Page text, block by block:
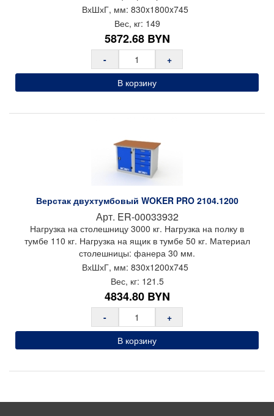
разгрузки/погрузки
Нагрузка на нижнюю полку до 30 кг
Цвет: светло-серый (RAL 7035), синий (RAL 5005)
Покрытие: порошковое
Производитель: Предприятие ДВК
Страна производства: Россия
Импортер в РБ: ООО «ТрастПром»
ВхШхГ, мм: 830x1800x745
Вес, кг: 149
5872.68 BYN
-
+
В корзину
Верстак двухтумбовый WOKER PRO 2104.1200
Арт. ER-00033932
Нагрузка на столешницу 3000 кг. Нагрузка на полку в
тумбе 110 кг. Нагрузка на ящик в тумбе 50 кг. Материал
столешницы: фанера 30 мм.
ВхШхГ, мм: 830x1200x745
Вес, кг: 121.5
4834.80 BYN
-
+
В корзину